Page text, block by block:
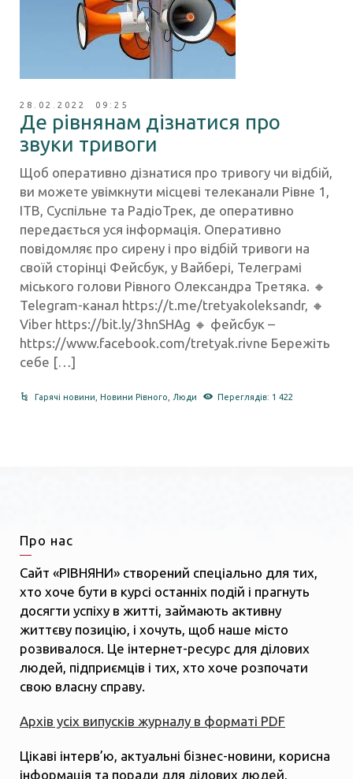
28.02.2022 09:25
Де рівнянам дізнатися про
звуки тривоги
Щоб оперативно дізнатися про тривогу чи відбій,
ви можете увімкнути місцеві телеканали Рівне 1,
ІТВ, Суспільне та РадіоТрек, де оперативно
передається уся інформація. Оперативно
повідомляє про сирену і про відбій тривоги на
своїй сторінці Фейсбук, у Вайбері, Телеграмі
міського голови Рівного Олександра Третяка. 🔸
Telegram-канал https://t.me/tretyakoleksandr, 🔸
Viber https://bit.ly/3hnSHAg 🔸 фейсбук –
https://www.facebook.com/tretyak.rivne Бережіть
себе […]
Гарячі новини ,Новини Рівного Люди Переглядів: 1 422
Про нас
Сайт «РІВНЯНИ» створений спеціально для тих,
хто хоче бути в курсі останніх подій і прагнуть
досягти успіху в житті, займають активну
життєву позицію, і хочуть, щоб наше місто
розвивалося. Це інтернет-ресурс для ділових
людей, підприємців і тих, хто хоче розпочати
свою власну справу.
Архів усіх випусків журналу в форматі PDF
Цікаві інтерв’ю, актуальні бізнес-новини, корисна
інформація та поради для ділових людей,